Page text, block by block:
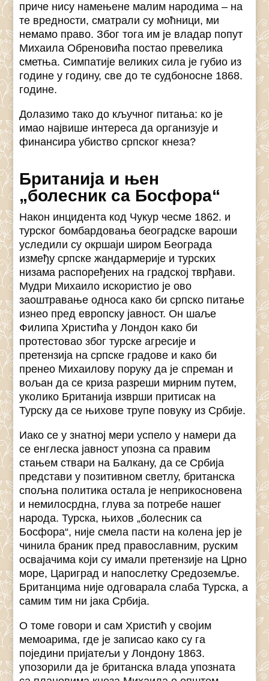
приче нису намењене малим народима – на
те вредности, сматрали су моћници, ми
немамо право. Због тога им је владар попут
Михаила Обреновића постао превелика
сметња. Симпатије великих сила је губио из
године у годину, све до те судбоносне 1868.
године.
Долазимо тако до кључног питања: ко је
имао највише интереса да организује и
финансира убиство српског кнеза?
Британија и њен
„болесник са Босфора“
Након инцидента код Чукур чесме 1862. и
турског бомбардовања београдске вароши
уследили су окршаји широм Београда
између српске жандармерије и турских
низама распоређених на градској тврђави.
Мудри Михаило искористио је ово
заоштравање односа како би српско питање
изнео пред европску јавност. Он шаље
Филипа Христића у Лондон како би
протестовао због турске агресије и
претензија на српске градове и како би
пренео Михаилову поруку да је спреман и
вољан да се криза разреши мирним путем,
уколико Британија изврши притисак на
Турску да се њихове трупе повуку из Србије.
Иако се у знатној мери успело у намери да
се енглеска јавност упозна са правим
стањем ствари на Балкану, да се Србија
представи у позитивном светлу, британска
спољна политика остала је неприкосновена
и немилосрдна, глува за потребе нашег
народа. Турска, њихов „болесник са
Босфора“, није смела пасти на колена јер је
чинила браник пред православним, руским
освајачима који су имали претензије на Црно
море, Цариград и напослетку Средоземље.
Британцима није одговарала слаба Турска, а
самим тим ни јака Србија.
О томе говори и сам Христић у својим
мемоарима, где је записао како су га
поједини пријатељи у Лондону 1863.
упозорили да је британска влада упозната